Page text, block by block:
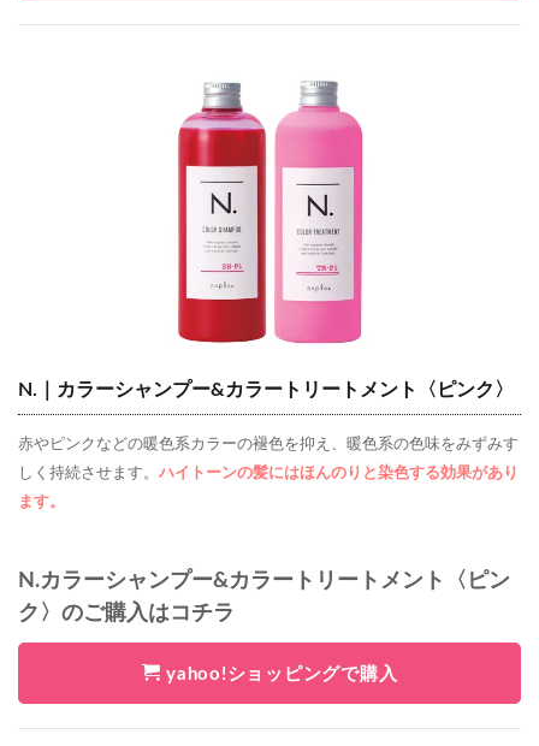
N.｜カラーシャンプー&カラートリートメント〈ピンク〉
赤やピンクなどの暖色系カラーの褪色を抑え、暖色系の色味をみずみす
しく持続させます。 ハイトーンの髪にはほんのりと染色する効果があり
ます。
N.カラーシャンプー&カラートリートメント〈ピン
ク〉のご購入はコチラ
yahoo!ショッピングで購入